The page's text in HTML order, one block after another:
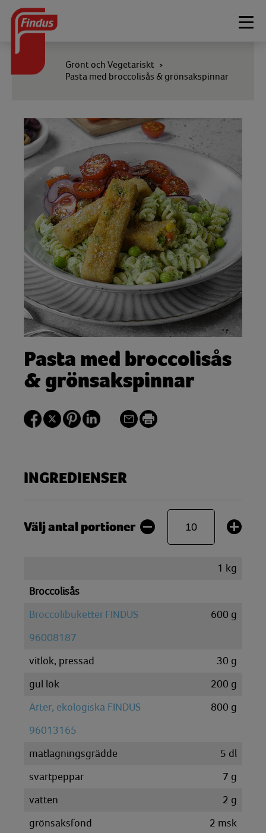
Grönt och Vegetariskt >
Pasta med broccolisås & grönsakspinnar
Pasta med broccolisås
& grönsakspinnar
INGREDIENSER
Välj antal portioner
1 kg
Broccolisås
Broccolibuketter FINDUS
96008187
600 g
vitlök, pressad 30 g
gul lök
200 g
Ärter, ekologiska FINDUS
96013165
800 g
matlagningsgrädde 5 dl
svartpeppar
7 g
vatten
2 g
grönsaksfond
2 msk